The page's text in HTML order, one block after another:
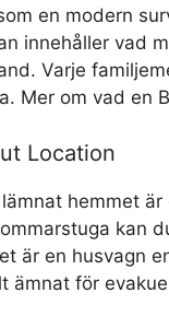
en modern
innehåller vad
Varje
Mer om vad en
Location
hemmet
kan
är en husvagn
ämnat för